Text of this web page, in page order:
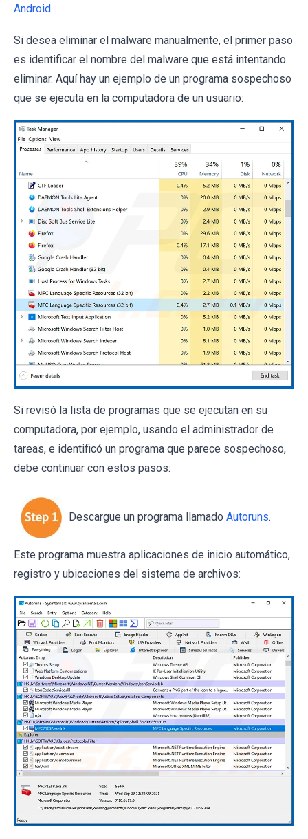
Android.
Si desea eliminar el malware manualmente, el primer paso
es identificar el nombre del malware que está intentando
eliminar. Aquí hay un ejemplo de un programa sospechoso
que se ejecuta en la computadora de un usuario:
Si revisó la lista de programas que se ejecutan en su
computadora, por ejemplo, usando el administrador de
tareas, e identificó un programa que parece sospechoso,
debe continuar con estos pasos:
Descargue un programa llamado Autoruns.
Este programa muestra aplicaciones de inicio automático,
registro y ubicaciones del sistema de archivos: